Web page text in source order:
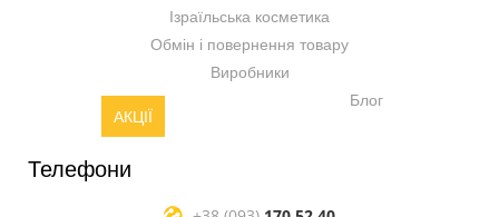
Ізраїльська косметика
Обмін і повернення товару
Виробники
АКЦІЇ
Блог
Телефони